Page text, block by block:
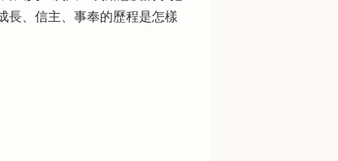
長、信主、事奉的歷程是怎樣